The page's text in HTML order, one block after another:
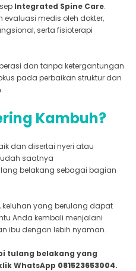
Integrated Spine Care.
medis oleh dokter,
serta fisioterapi
dan tanpa ketergantungan
pada perbaikan struktur dan
Kambuh?
dan disertai nyeri atau
saatnya
belakang sebagai bagian
yang berulang dapat
Anda kembali menjalani
ibu dengan lebih nyaman.
tulang belakang yang
WhatsApp 081523653004.